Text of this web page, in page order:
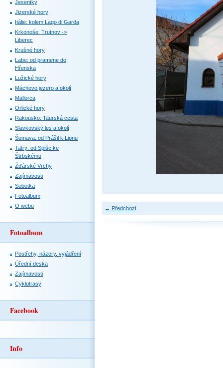
← Předchozí
Jeseníky
Jizerské hory
Itálie: kolem Lago di Garda
Krkonoše: Trutnov ->
Liberec
Krušné hory
Labe: od pramene do
Hřenska
Lužické hory
Máchovo jezero a okolí
Mallorca
Orlické hory
Rakousko: Taurská cesta
Slavkovský les a okolí
Šumava: od Prášil k Lipnu
Tatry: od Spiše ke
Štrbskému
Žďárské Vrchy
Zajímavosti
Sobotka
Fotoalbum
O webu
Fotoalbum
Postřehy, názory, vyjádření
Úřední deska
Zajímavosti
Cyklotrasy
Facebook
Info